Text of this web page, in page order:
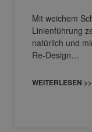
Mit weichem
Linienführung
natürlich und
Re-Design…
WEITERLESEN >>